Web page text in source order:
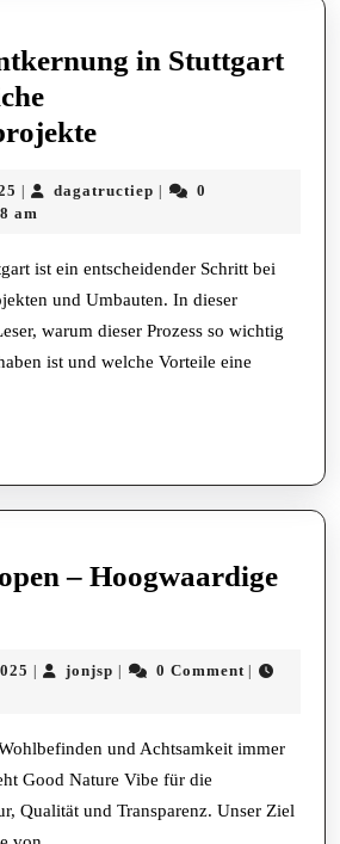
in Stuttgart
Effiziente
in
für
erfolgreiche
December
8,
| dagatructiep dagatructiep
|
0
am
ist ein entscheidender Schritt bei
und Umbauten. In dieser
warum dieser Prozess so wichtig
ist und welche Vorteile eine
– Hoogwaardige
November
| jonjsp jonjsp
| 0 Comment |
und Achtsamkeit immer
Good Nature Vibe für die
Qualität und Transparenz. Unser Ziel